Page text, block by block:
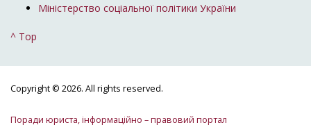
Міністерство соціальної політики України
^ Top
Copyright © 2026. All rights reserved.
Поради юриста, інформаційно – правовий портал